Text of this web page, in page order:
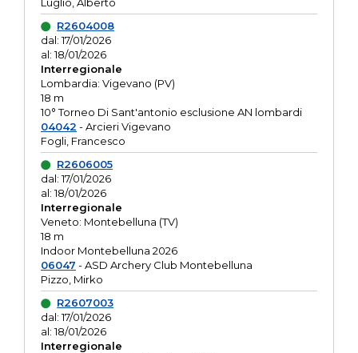
R2604008
dal: 17/01/2026
al: 18/01/2026
Interregionale
Lombardia: Vigevano (PV)
18 m
10° Torneo Di Sant'antonio esclusione AN lombardi
04042 - Arcieri Vigevano
Fogli, Francesco
R2606005
dal: 17/01/2026
al: 18/01/2026
Interregionale
Veneto: Montebelluna (TV)
18 m
Indoor Montebelluna 2026
06047 - ASD Archery Club Montebelluna
Pizzo, Mirko
R2607003
dal: 17/01/2026
al: 18/01/2026
Interregionale